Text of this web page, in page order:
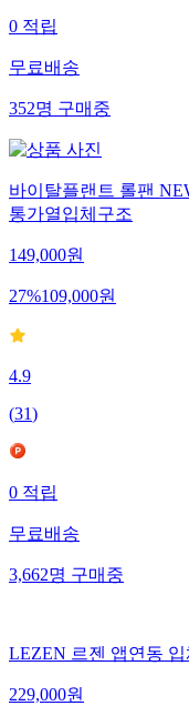
0적립
무료배송
352명구매중
바이탈플랜트 롤팬
통가열입체구조
149,000원
27%109,000원
4.9
(31)
0적립
무료배송
3,662명구매중
LEZEN 르젠 앱연동
229,000원